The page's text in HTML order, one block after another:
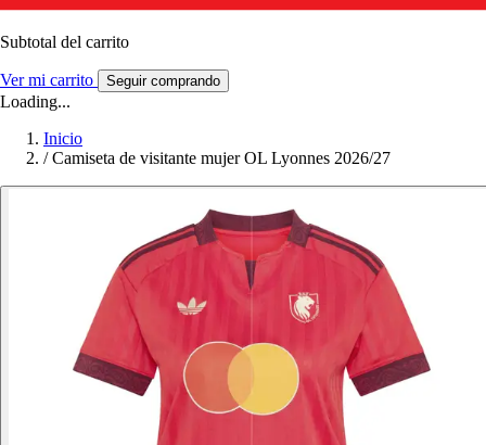
Subtotal del carrito
Ver mi carrito Seguir comprando
Loading...
Inicio
/ Camiseta de visitante mujer OL Lyonnes 2026/27